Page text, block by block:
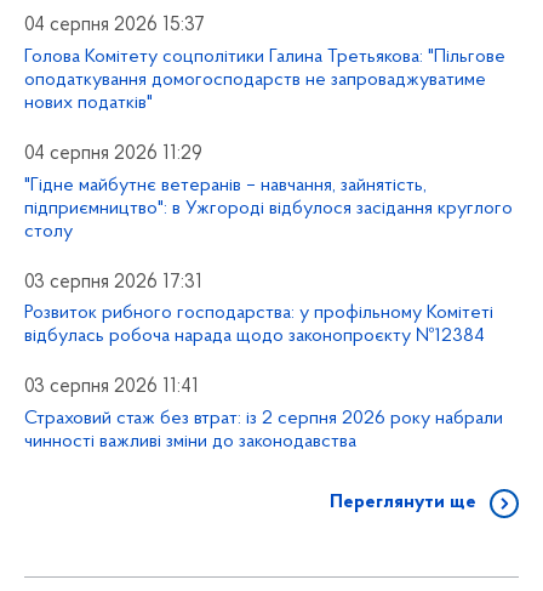
04 серпня 2026 15:37
Голова Комітету соцполітики Галина Третьякова: "Пільгове
оподаткування домогосподарств не запроваджуватиме
нових податків"
04 серпня 2026 11:29
"Гідне майбутнє ветеранів – навчання, зайнятість,
підприємництво": в Ужгороді відбулося засідання круглого
столу
03 серпня 2026 17:31
Розвиток рибного господарства: у профільному Комітеті
відбулась робоча нарада щодо законопроєкту №12384
03 серпня 2026 11:41
Страховий стаж без втрат: із 2 серпня 2026 року набрали
чинності важливі зміни до законодавства
Переглянути ще